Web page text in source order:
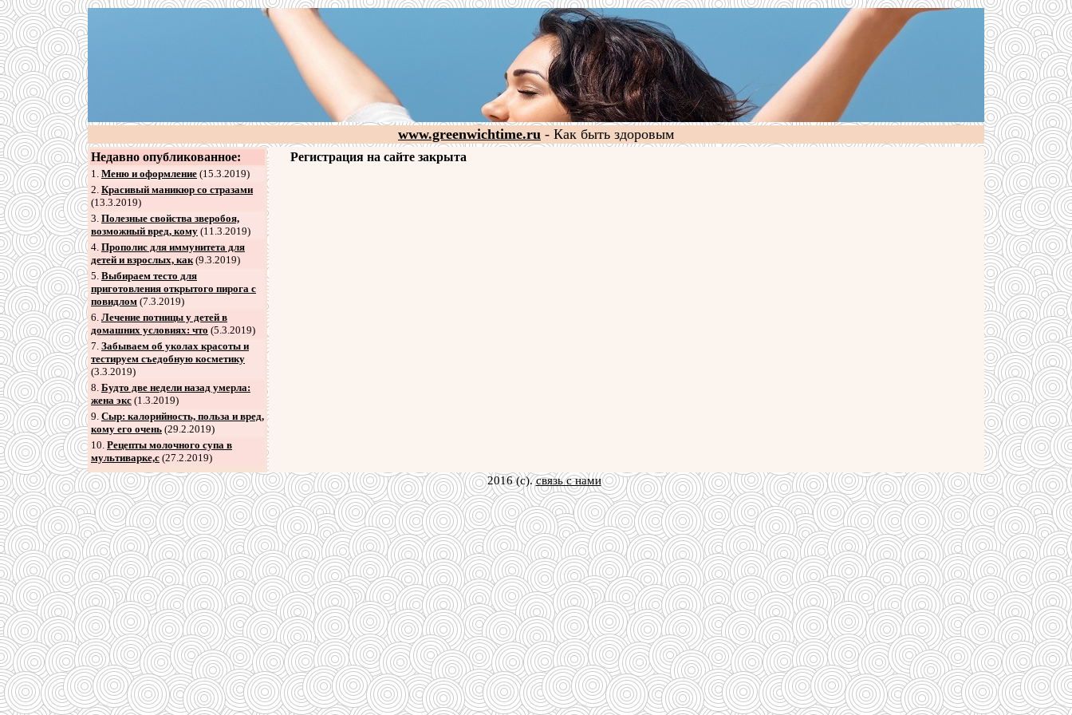
www.greenwichtime.ru - Как быть здоровым
Недавно опубликованное:
1. Меню и оформление (15.3.2019)
2. Красивый маникюр со стразами
(13.3.2019)
3. Полезные свойства зверобоя,
возможный вред, кому (11.3.2019)
4. Прополис для иммунитета для
детей и взрослых, как(9.3.2019)
5. Выбираем тесто для
приготовления открытого пирога с
повидлом (7.3.2019)
6. Лечение потницы у детей в
домашних условиях: что (5.3.2019)
7. Забываем об уколах красоты и
тестируем съедобную косметику
(3.3.2019)
8. Будто две недели назад умерла:
жена экс (1.3.2019)
9. Сыр: калорийность, польза и вред,
кому его очень (29.2.2019)
10. Рецепты молочного супа в
мультиварке,с (27.2.2019)
Регистрация на сайте закрыта
2016 (c).связь с нами